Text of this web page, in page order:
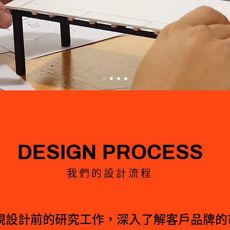
DESIGN PROCESS
我們的設計流程
設計前的研究工作，深入了解客戶品牌